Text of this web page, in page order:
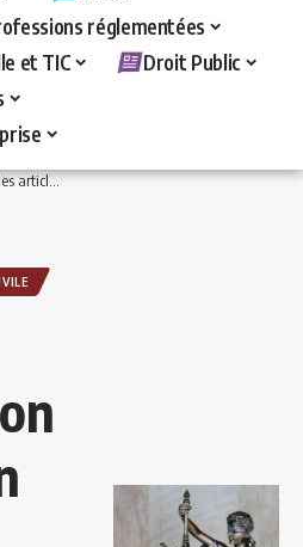
réglementées
et TIC
Droit Public
articles >Affaires / Finances>Droit des